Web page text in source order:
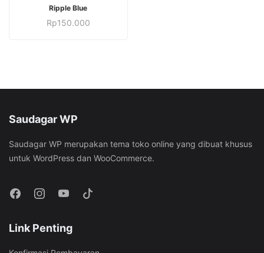
STOK HABIS
Ripple Blue
Rp150.000
Saudagar WP
Saudagar WP merupakan tema toko online yang dibuat khusus
untuk WordPress dan WooCommerce.
Link Penting